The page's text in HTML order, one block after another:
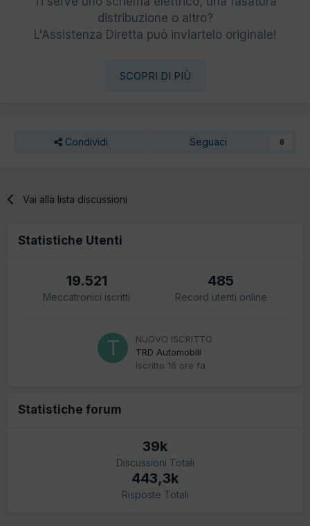
distribuzione o altro?
L'Assistenza Diretta può inviartelo originale!
SCOPRI DI PIÙ
Condividi Seguaci 6
Vai alla lista discussioni
Statistiche Utenti
19.521
Meccatronici iscritti
485
Record utenti online
NUOVO ISCRITTO
TRD Automobili
Iscritto 16 ore fa
Statistiche forum
39k
Discussioni Totali
443,3k
Risposte Totali